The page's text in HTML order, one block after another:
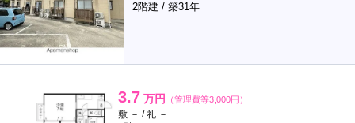
2階建 / 築31年
3.7 万円 （管理費等3,000円）
敷 － / 礼 －